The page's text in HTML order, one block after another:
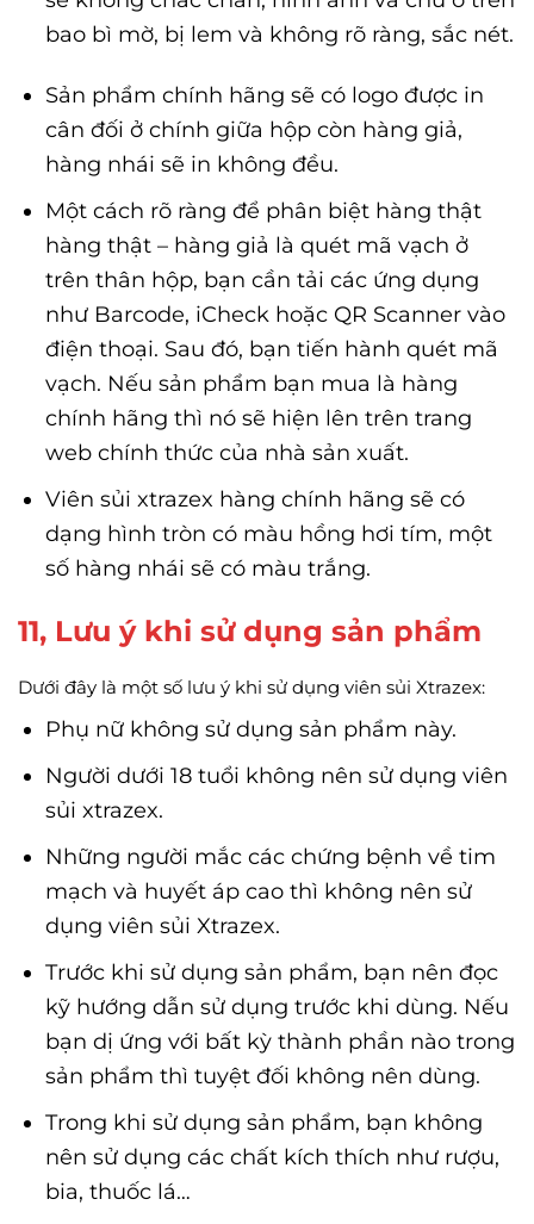
bao bì mờ, bị lem và không rõ ràng, sắc nét.
Sản phẩm chính hãng sẽ có logo được in
cân đối ở chính giữa hộp còn hàng giả,
hàng nhái sẽ in không đều.
Một cách rõ ràng để phân biệt hàng thật
hàng thật – hàng giả là quét mã vạch ở
trên thân hộp, bạn cần tải các ứng dụng
như Barcode, iCheck hoặc QR Scanner vào
điện thoại. Sau đó, bạn tiến hành quét mã
vạch. Nếu sản phẩm bạn mua là hàng
chính hãng thì nó sẽ hiện lên trên trang
web chính thức của nhà sản xuất.
Viên sủi xtrazex hàng chính hãng sẽ có
dạng hình tròn có màu hồng hơi tím, một
số hàng nhái sẽ có màu trắng.
11, Lưu ý khi sử dụng sản phẩm
Dưới đây là một số lưu ý khi sử dụng viên sủi Xtrazex:
Phụ nữ không sử dụng sản phẩm này.
Người dưới 18 tuổi không nên sử dụng viên
sủi xtrazex.
Những người mắc các chứng bệnh về tim
mạch và huyết áp cao thì không nên sử
dụng viên sủi Xtrazex.
Trước khi sử dụng sản phẩm, bạn nên đọc
kỹ hướng dẫn sử dụng trước khi dùng. Nếu
bạn dị ứng với bất kỳ thành phần nào trong
sản phẩm thì tuyệt đối không nên dùng.
Trong khi sử dụng sản phẩm, bạn không
nên sử dụng các chất kích thích như rượu,
bia, thuốc lá…